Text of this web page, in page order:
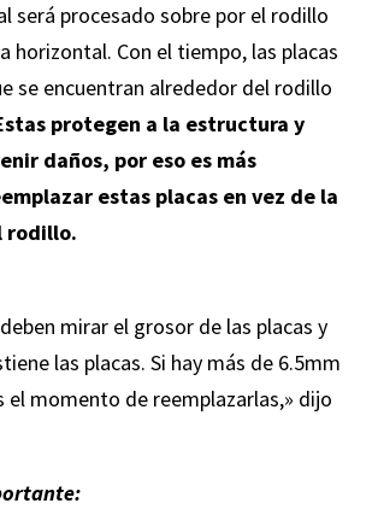
será procesado sobre por el rodillo
horizontal. Con el tiempo, las placas
se encuentran alrededor del rodillo
protegen a la estructura y
daños, por eso es más
estas placas en vez de la
rodillo.
mirar el grosor de las placas y
las placas. Si hay más de 6.5mm
el momento de reemplazarlas,» dijo